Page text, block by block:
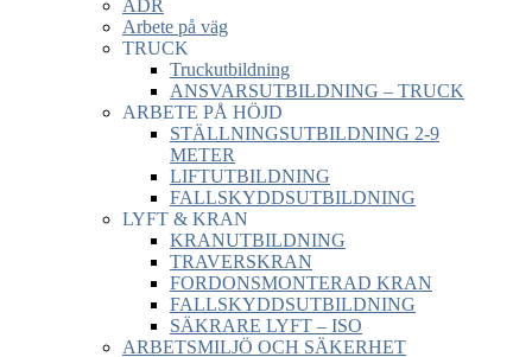
ADR
Arbete på väg
TRUCK
Truckutbildning
ANSVARSUTBILDNING – TRUCK
ARBETE PÅ HÖJD
STÄLLNINGSUTBILDNING 2-9
METER
LIFTUTBILDNING
FALLSKYDDSUTBILDNING
LYFT & KRAN
KRANUTBILDNING
TRAVERSKRAN
FORDONSMONTERAD KRAN
FALLSKYDDSUTBILDNING
SÄKRARE LYFT – ISO
ARBETSMILJÖ OCH SÄKERHET